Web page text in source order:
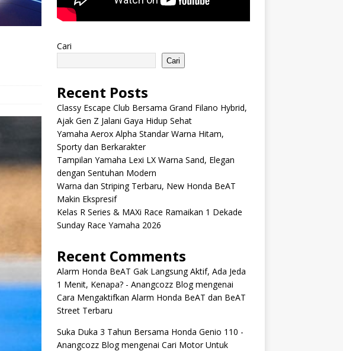
Cari
Cari
Recent Posts
Classy Escape Club Bersama Grand Filano Hybrid,
Ajak Gen Z Jalani Gaya Hidup Sehat
Yamaha Aerox Alpha Standar Warna Hitam,
Sporty dan Berkarakter
Tampilan Yamaha Lexi LX Warna Sand, Elegan
dengan Sentuhan Modern
Warna dan Striping Terbaru, New Honda BeAT
Makin Ekspresif
Kelas R Series & MAXi Race Ramaikan 1 Dekade
Sunday Race Yamaha 2026
Recent Comments
Alarm Honda BeAT Gak Langsung Aktif, Ada Jeda
1 Menit, Kenapa? - Anangcozz Blogmengenai
Cara Mengaktifkan Alarm Honda BeAT dan BeAT
Street Terbaru
Suka Duka 3 Tahun Bersama Honda Genio 110 -
Anangcozz Blogmengenai Cari Motor Untuk